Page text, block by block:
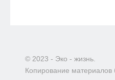
© 2023 - Эко - жизнь.
Копирование материалов